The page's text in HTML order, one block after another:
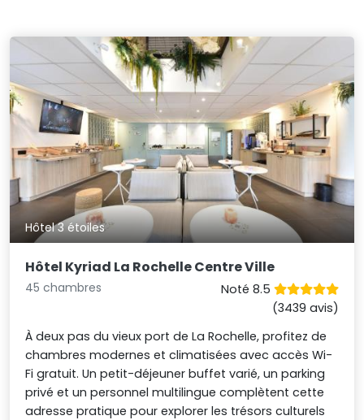
Hôtel 3 étoiles
Hôtel Kyriad La Rochelle Centre Ville
45 chambres
Noté 8.5
(3439 avis)
À deux pas du vieux port de La Rochelle, profitez de
chambres modernes et climatisées avec accès Wi-
Fi gratuit. Un petit-déjeuner buffet varié, un parking
privé et un personnel multilingue complètent cette
adresse pratique pour explorer les trésors culturels